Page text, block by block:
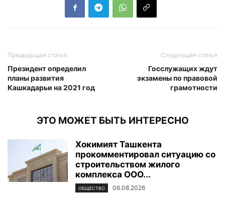
Предыдущая статья
Президент определил
планы развития
Кашкадарьи на 2021 год
Следующая статья
Госслужащих ждут
экзамены по правовой
грамотности
ЭТО МОЖЕТ БЫТЬ ИНТЕРЕСНО
Хокимият Ташкента
прокомментировал ситуацию со
строительством жилого
комплекса ООО...
ОБЩЕСТВО 06.08.2026